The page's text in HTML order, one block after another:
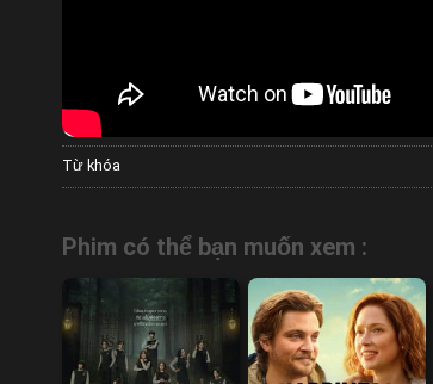
Từ khóa
Phim có thể bạn muốn xem :